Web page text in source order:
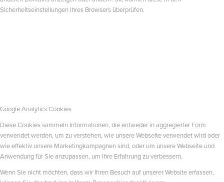
Sicherheitseinstellungen Ihres Browsers überprüfen.
Google Analytics Cookies
Diese Cookies sammeln Informationen, die entweder in aggregierter Form
verwendet werden, um zu verstehen, wie unsere Webseite verwendet wird oder
wie effektiv unsere Marketingkampagnen sind, oder um unsere Webseite und
Anwendung für Sie anzupassen, um Ihre Erfahrung zu verbessern.
Wenn Sie nicht möchten, dass wir Ihren Besuch auf unserer Website erfassen,